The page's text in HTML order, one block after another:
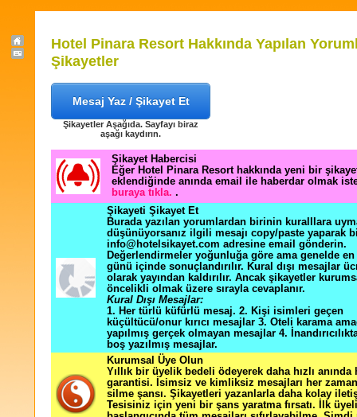
Hotel Pinara Resort Hakkında Yapılan
Şikayetler
Mesaj Yaz / Şikayet Et
Şikayetler Aşağıda. Sayfayı biraz
aşağı kaydırın.
Şikayet Habercisi
Eğer Hotel Pinara Resort hakkında yeni bir
eklendiğinde anında email ile haberdar olmak
buraya tıkla. .
Şikayeti Şikayet Et
Burada yazılan yorumlardan birinin kuralllara
düşünüyorsanız ilgili mesajı copy/paste yaparak
info@hotelsikayet.com adresine email gönderin.
Değerlendirmeler yoğunluğa göre ama genelde
günü içinde sonuçlandırılır. Kural dışı mesajlar
olarak yayından kaldırılır. Ancak şikayetler
öncelikli olmak üzere sırayla cevaplanır.
Kural Dışı Mesajlar:
1. Her türlü küfürlü mesaj. 2. Kişi isimleri geçen
küçültücü/onur kırıcı mesajlar 3. Oteli karama
yapılmış gerçek olmayan mesajlar 4.
boş yazılmış mesajlar.
Kurumsal Üye Olun
Yıllık bir üyelik bedeli ödeyerek daha hızlı
garantisi. İsimsiz ve kimliksiz mesajları her zaman
silme şansı. Şikayetleri yazanlarla daha kolay
Tesisiniz için yeni bir şans yaratma fırsatı. İlk